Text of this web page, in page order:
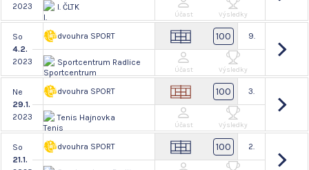
2023
I. ČLTK
Účast Výsledky
So
4.2.
2023
dvouhra SPORT
Sportcentrum Radlice
100 9.
Účast Výsledky
Ne
29.1.
2023
dvouhra SPORT
Tenis Hajnovka
100 3.
Účast Výsledky
So
21.1.
dvouhra SPORT 100 2.